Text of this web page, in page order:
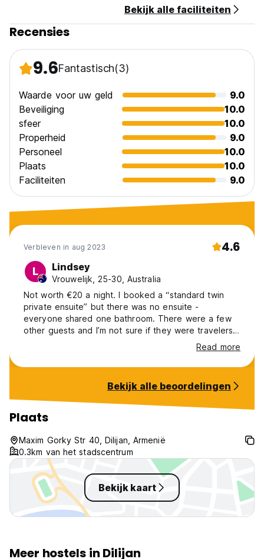
(Auto-translated from original language)Bekijk alle faciliteiten
Recensies
9.6Fantastisch(3)
Waarde voor uw geld
9.0
Beveiliging
10.0
sfeer
10.0
Properheid
9.0
Personeel
10.0
Plaats
10.0
Faciliteiten
9.0
Verbleven in aug 2023 4.6
L Lindsey
Vrouwelijk, 25-30, Australia
Not worth €20 a night. I booked a “standard twin
private ensuite” but there was no ensuite -
everyone shared one bathroom. There were a few
other guests and I’m not sure if they were travelers
or not but they weren’t friendly or open to chat. The
owners were kind and meant well but you could hear
them arguing in the night. The kitchen was fairly
few plates but that’s about it. The only good thing
was how close it was to the bus stop. Weird.
Read more
Bekijk alle beoordelingen
Plaats
Maxim Gorky Str 40, Dilijan, Armenië
0.3km van het stadscentrum
Bekijk kaart
Meer hostels in Dilijan